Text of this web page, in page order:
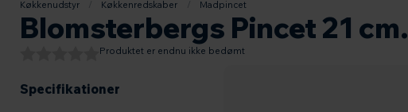
Køkkenudstyr Køkkenredskaber Madpincet
Blomsterbergs Pincet 21 cm.
Produktet er endnu ikke bedømt
Specifikationer